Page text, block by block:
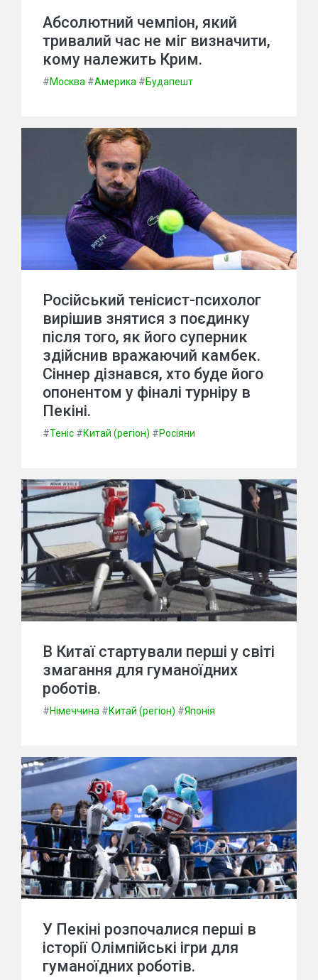
Абсолютний чемпіон, який
тривалий час не міг визначити,
кому належить Крим.
#Москва #Америка #Будапешт
Російський тенісист-психолог
вирішив знятися з поєдинку
після того, як його суперник
здійснив вражаючий камбек.
Сіннер дізнався, хто буде його
опонентом у фіналі турніру в
Пекіні.
#Теніс #Китай (регіон) #Росіяни
В Китаї стартували перші у світі
змагання для гуманоїдних
роботів.
#Німеччина #Китай (регіон) #Японія
У Пекіні розпочалися перші в
історії Олімпійські ігри для
гуманоїдних роботів.